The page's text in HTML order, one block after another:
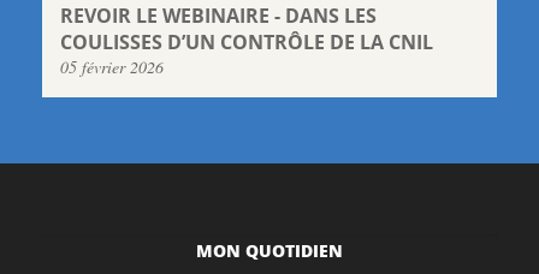
REVOIR LE WEBINAIRE - DANS LES
COULISSES D’UN CONTRÔLE DE LA CNIL
05 février 2026
MON QUOTIDIEN